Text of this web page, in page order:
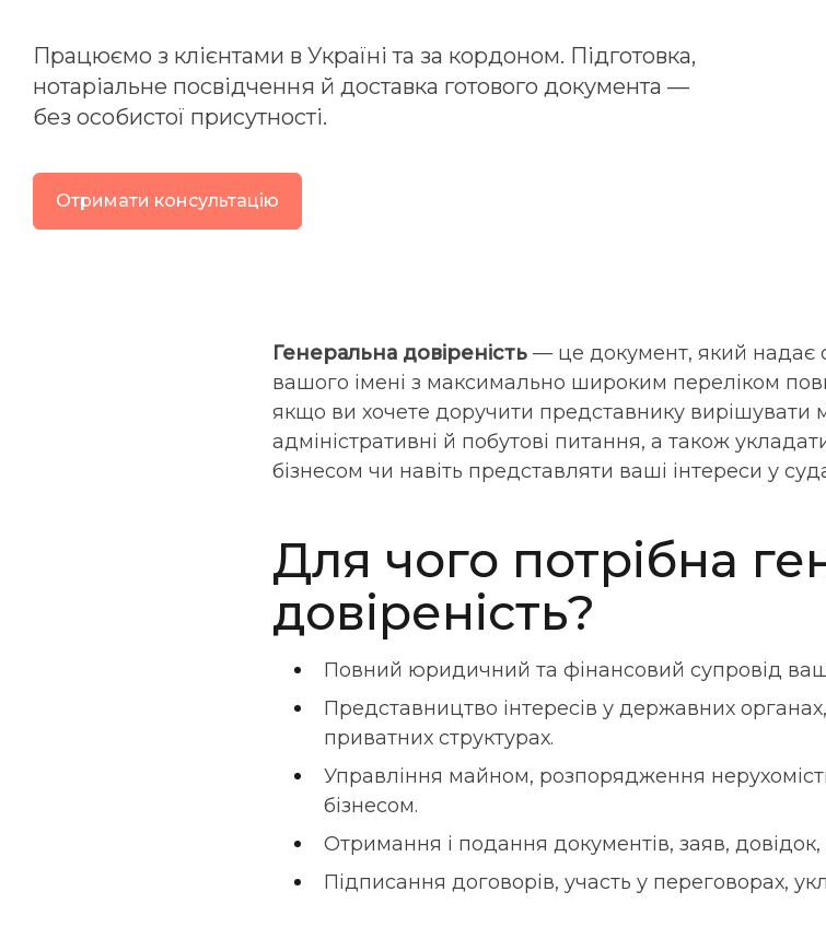
Працюємо з клієнтами в Україні та за кордоном. Підготовка,
нотаріальне посвідчення й доставка готового документа —
без особистої присутності.
Отримати консультацію
Генеральна довіреність — це документ, який надає
вашого імені з максимально широким переліком
якщо ви хочете доручити представнику вирішувати
адміністративні й побутові питання, а також
бізнесом чи навіть представляти ваші інтереси у
Для чого потрібна
довіреність?
Повний юридичний та фінансовий супровід
Представництво інтересів у державних
приватних структурах.
Управління майном, розпорядження
бізнесом.
Отримання і подання документів, заяв,
Підписання договорів, участь у переговорах,